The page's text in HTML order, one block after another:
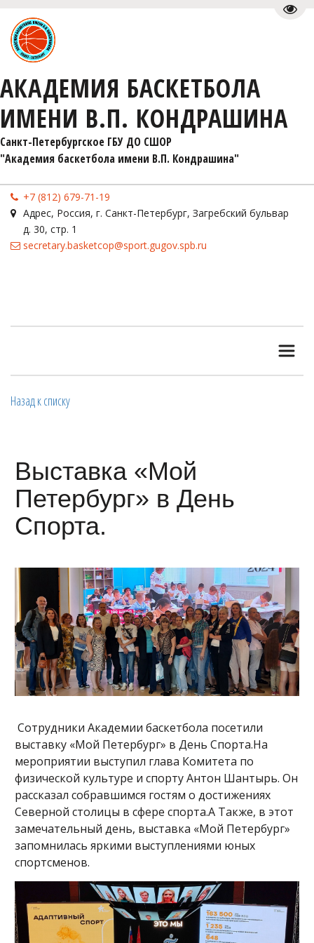
АКАДЕМИЯ БАСКЕТБОЛА
ИМЕНИ В.П. КОНДРАШИНА
Санкт-Петербургское ГБУ ДО СШОР
"Академия баскетбола имени В.П. Кондрашина"
+7 (812) 679-71-19
Адрес, Россия, г. Санкт-Петербург, Загребский бульвар
д. 30, стр. 1
secretary.basketcop@sport.gugov.spb.ru
Назад к списку
Выставка «Мой
Петербург» в День
Спорта.
Сотрудники Академии баскетбола посетили
выставку «Мой Петербург» в День Спорта.На
мероприятии выступил глава Комитета по
физической культуре и спорту Антон Шантырь. Он
рассказал собравшимся гостям о достижениях
Северной столицы в сфере спорта.А Также, в этот
замечательный день, выставка «Мой Петербург»
запомнилась яркими выступлениями юных
спортсменов.